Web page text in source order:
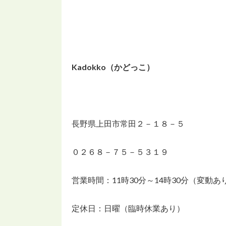
Kadokko（かどっこ）
長野県上田市常田２－１８－５
０２６８－７５－５３１９
営業時間：11時30分～14時30分（変動あ
定休日：日曜（臨時休業あり）